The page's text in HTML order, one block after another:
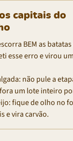
capitais do
BEM as
esse erro e virou
não pule a
um lote inteiro
fique de olho no
e vira carvão.